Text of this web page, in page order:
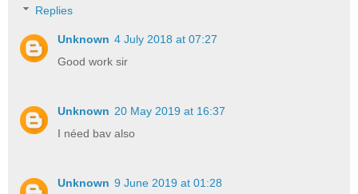
Replies
Unknown 4 July 2018 at 07:27
Good work sir
Unknown 20 May 2019 at 16:37
I néed bav also
Unknown 9 June 2019 at 01:28